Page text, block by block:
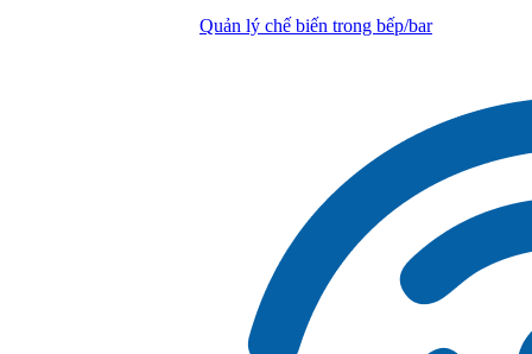
Quản lý chế biến trong bếp/bar